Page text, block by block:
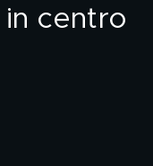
centro